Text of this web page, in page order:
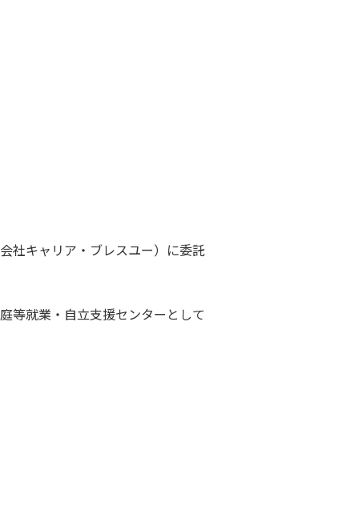
社キャリア・ブレスユー）に委託
等就業・自立支援センターとして